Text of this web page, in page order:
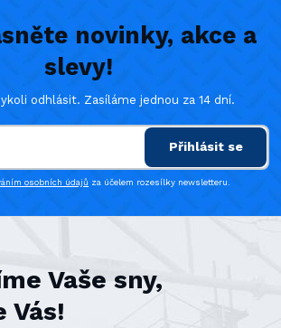
novinky, akce a
slevy!
odhlásit. Zasíláme jednou za 14 dní.
Přihlásit se
osobních údajů za účelem rozesílky newsletteru.
Vaše sny,
Vás!